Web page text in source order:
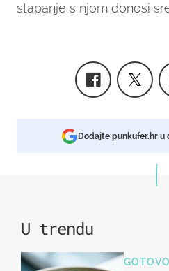
stapanje s njom donosi
Dodajte punkufer.hr u
U trendu